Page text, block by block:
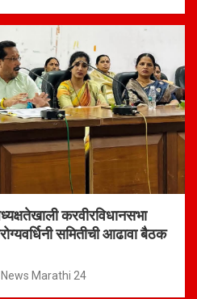
करवीरविधानसभा
समितीची आढावा बैठक
Marathi 24